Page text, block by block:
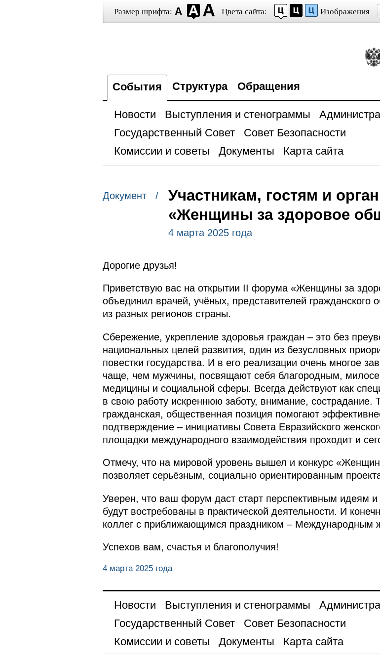
Размер шрифта: Цвета сайта: Изображения
События Структура Обращения
Новости Выступления и стенограммы
Государственный Совет
Совет Безопасности
Комиссии и советы
Документы Карта сайта
Документ /
Участникам, гостям и
«Женщины за здоровое
4 марта 2025 года
Дорогие друзья!
Приветствую вас на открытии II форума «Женщины за
объединил врачей, учёных, представителей гражданского
из разных регионов страны.
Сбережение, укрепление здоровья граждан – это без
национальных целей развития, один из безусловных
повестки государства. И в его реализации очень многое
чаще, чем мужчины, посвящают себя благородным,
медицины и социальной сферы. Всегда действуют как
в свою работу искреннюю заботу, внимание, сострадание.
гражданская, общественная позиция помогают
подтверждение – инициативы Совета Евразийского
площадки международного взаимодействия проходит и
Отмечу, что на мировой уровень вышел и конкурс
позволяет серьёзным, социально ориентированным
Уверен, что ваш форум даст старт перспективным идеям
будут востребованы в практической деятельности. И
коллег с приближающимся праздником – Международным
Успехов вам, счастья и благополучия!
4 марта 2025 года
Новости Выступления и стенограммы
Государственный Совет
Совет Безопасности
Комиссии и советы
Документы Карта сайта